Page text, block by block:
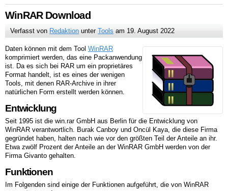
WinRAR Download
Verfasst von Redaktion unterTools am 19. August 2022
Daten können mit dem Tool WinRAR
komprimiert werden, das eine Packanwendung
ist. Da es sich bei RAR um ein proprietäres
Format handelt, ist es eines der wenigen
Tools, mit denen RAR-Archive in ihrer
natürlichen Form erstellt werden können.
Entwicklung
Seit 1995 ist die win.rar GmbH aus Berlin für die Entwicklung von
WinRAR verantwortlich. Burak Canboy und Oncül Kaya, die diese Firma
gegründet haben, halten nach wie vor den größten Teil der Anteile an ihr.
Etwa zwölf Prozent der Anteile an der WinRAR GmbH werden von der
Firma Givanto gehalten.
Funktionen
Im Folgenden sind einige der Funktionen aufgeführt, die von WinRAR